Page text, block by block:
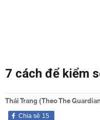
7 cách để kiểm
Thái Trang (Theo The
15
Chia sẻ